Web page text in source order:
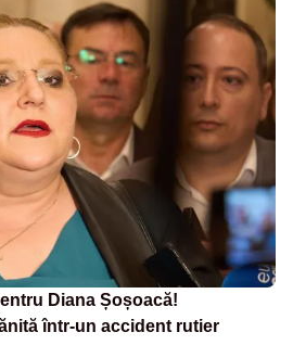
Diana Șoșoacă!
într-un accident rutier